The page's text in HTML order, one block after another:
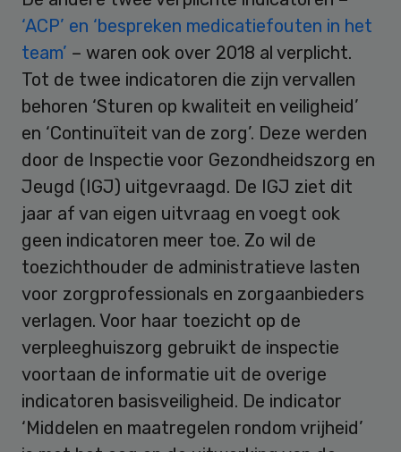
‘ACP’ en ‘bespreken medicatiefouten in het
team’ – waren ook over 2018 al verplicht.
Tot de twee indicatoren die zijn vervallen
behoren ‘Sturen op kwaliteit en veiligheid’
en ‘Continuïteit van de zorg’. Deze werden
door de Inspectie voor Gezondheidszorg en
Jeugd (IGJ) uitgevraagd. De IGJ ziet dit
jaar af van eigen uitvraag en voegt ook
geen indicatoren meer toe. Zo wil de
toezichthouder de administratieve lasten
voor zorgprofessionals en zorgaanbieders
verlagen. Voor haar toezicht op de
verpleeghuiszorg gebruikt de inspectie
voortaan de informatie uit de overige
indicatoren basisveiligheid. De indicator
‘Middelen en maatregelen rondom vrijheid’